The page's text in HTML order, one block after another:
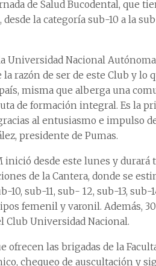
de Salud Bucodental, que
la categoría sub-10 a la
Universidad Nacional
razón de ser de este Club y lo
misma que alberga una
de formación integral. Es la
al entusiasmo e impulso
presidente de Pumas.
inició desde este lunes y durará
de la Cantera, donde se
sub-11, sub- 12, sub-13, sub-
femenil y varonil. Además, 30
Universidad Nacional.
las brigadas de la
chequeo de auscultación y